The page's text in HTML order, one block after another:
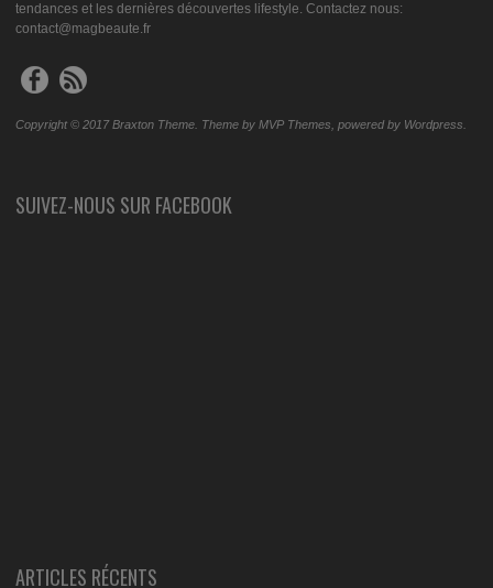
tendances et les dernières découvertes lifestyle. Contactez nous:
contact@magbeaute.fr
Copyright © 2017 Braxton Theme. Theme by MVP Themes, powered by Wordpress.
SUIVEZ-NOUS SUR FACEBOOK
ARTICLES RÉCENTS